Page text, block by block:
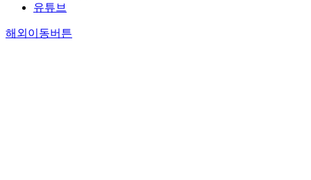
유튜브
해외이동버튼